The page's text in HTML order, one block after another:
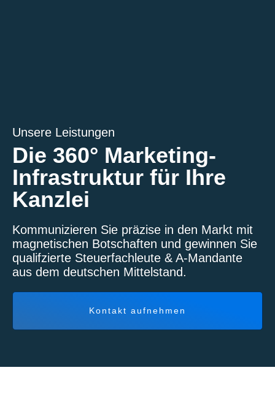
Unsere Leistungen
Die 360° Marketing-
Infrastruktur für Ihre
Kanzlei
Kommunizieren Sie präzise in den Markt mit
magnetischen Botschaften und gewinnen Sie
qualifzierte Steuerfachleute & A-Mandante
aus dem deutschen Mittelstand.
Kontakt aufnehmen